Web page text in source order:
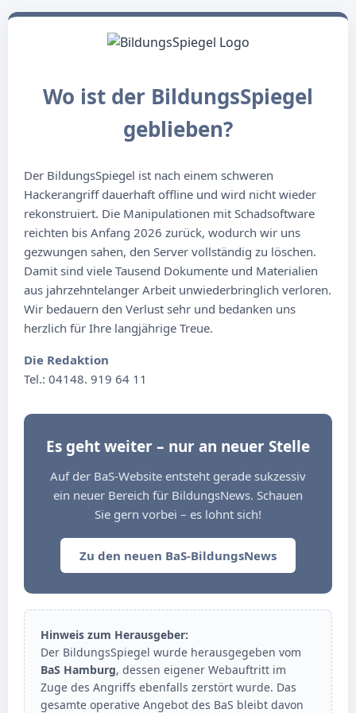
Wo ist der BildungsSpiegel
geblieben?
Der BildungsSpiegel ist nach einem schweren
Hackerangriff dauerhaft offline und wird nicht wieder
rekonstruiert. Die Manipulationen mit Schadsoftware
reichten bis Anfang 2026 zurück, wodurch wir uns
gezwungen sahen, den Server vollständig zu löschen.
Damit sind viele Tausend Dokumente und Materialien
aus jahrzehntelanger Arbeit unwiederbringlich verloren.
Wir bedauern den Verlust sehr und bedanken uns
herzlich für Ihre langjährige Treue.
Die Redaktion
Tel.: 04148. 919 64 11
Es geht weiter – nur an neuer Stelle
Auf der BaS-Website entsteht gerade sukzessiv
ein neuer Bereich für BildungsNews. Schauen
Sie gern vorbei – es lohnt sich!
Zu den neuen BaS-BildungsNews
Hinweis zum Herausgeber:
Der BildungsSpiegel wurde herausgegeben vom
BaS Hamburg, dessen eigener Webauftritt im
Zuge des Angriffs ebenfalls zerstört wurde. Das
gesamte operative Angebot des BaS bleibt davon